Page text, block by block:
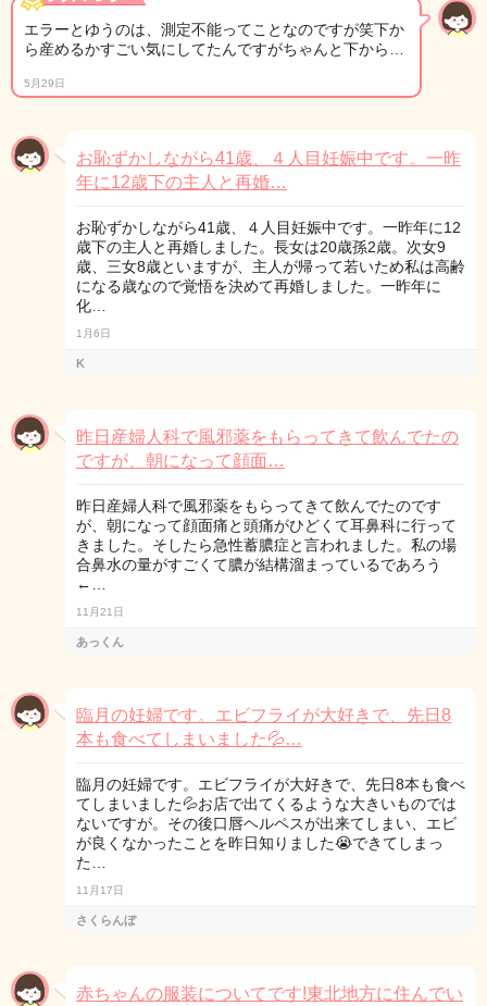
エラーとゆうのは、測定不能ってことなのですが笑下か
ら産めるかすごい気にしてたんですがちゃんと下から…
5月29日
お恥ずかしながら41歳、４人目妊娠中です。一昨
年に12歳下の主人と再婚…
お恥ずかしながら41歳、４人目妊娠中です。一昨年に12
歳下の主人と再婚しました。長女は20歳孫2歳。次女9
歳、三女8歳といますが、主人が帰って若いため私は高齢
になる歳なので覚悟を決めて再婚しました。一昨年に
化…
1月6日
K
昨日産婦人科で風邪薬をもらってきて飲んでたの
ですが、朝になって顔面…
昨日産婦人科で風邪薬をもらってきて飲んでたのです
が、朝になって顔面痛と頭痛がひどくて耳鼻科に行って
きました。そしたら急性蓄膿症と言われました。私の場
合鼻水の量がすごくて膿が結構溜まっているであろう
←…
11月21日
あっくん
臨月の妊婦です。エビフライが大好きで、先日8
本も食べてしまいました💦…
臨月の妊婦です。エビフライが大好きで、先日8本も食べ
てしまいました💦お店で出てくるような大きいものでは
ないですが。その後口唇ヘルペスが出来てしまい、エビ
が良くなかったことを昨日知りました😭できてしまっ
た…
11月17日
さくらんぼ
赤ちゃんの服装についてです!東北地方に住んでい